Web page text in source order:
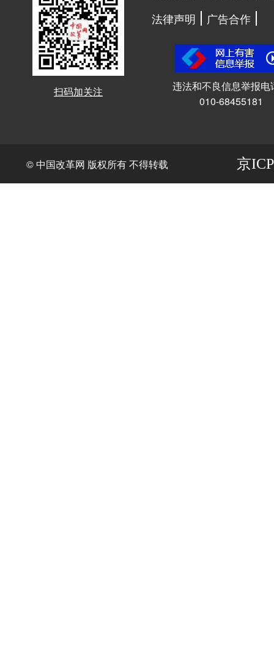
扫码加关注
法律声明
广告合作
违法和不良信息举报电
010-68455181
© 中国改革网 版权所有 不得转载 京